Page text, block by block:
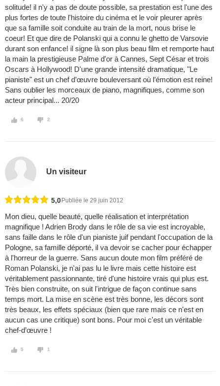
solitude! il n'y a pas de doute possible, sa prestation est l'une des
plus fortes de toute l'histoire du cinéma et le voir pleurer après
que sa famille soit conduite au train de la mort, nous brise le
coeur! Et que dire de Polanski qui a connu le ghetto de Varsovie
durant son enfance! il signe là son plus beau film et remporte haut
la main la prestigieuse Palme d'or à Cannes, Sept César et trois
Oscars à Hollywood! D'une grande intensité dramatique, "Le
pianiste" est un chef d’œuvre bouleversant où l’émotion est reine!
Sans oublier les morceaux de piano, magnifiques, comme son
acteur principal... 20/20
6 2
Un visiteur
5,0 Publiée le 29 juin 2012
Mon dieu, quelle beauté, quelle réalisation et interprétation
magnifique ! Adrien Brody dans le rôle de sa vie est incroyable,
sans faille dans le rôle d'un pianiste juif pendant l'occupation de la
Pologne, sa famille déporté, il va devoir se cacher pour échapper
à l'horreur de la guerre. Sans aucun doute mon film préféré de
Roman Polanski, je n'ai pas lu le livre mais cette histoire est
véritablement passionnante, tiré d'une histoire vrais qui plus est.
Très bien construite, on suit l'intrigue de façon continue sans
temps mort. La mise en scène est très bonne, les décors sont
très beaux, les effets spéciaux (bien que rare mais ce n'est en
aucun cas une critique) sont bons. Pour moi c'est un véritable
chef-d’œuvre !
5 1